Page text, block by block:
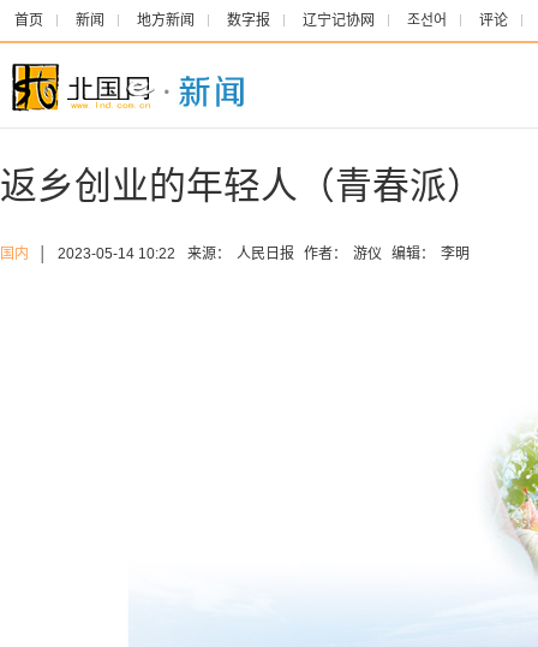
首页 新闻 地方新闻 数字报 辽宁记协网 조선어 评论
返乡创业的年轻人（青春派）
国内 2023-05-14 10:22 来源： 人民日报 作者： 游仪 编辑： 李明